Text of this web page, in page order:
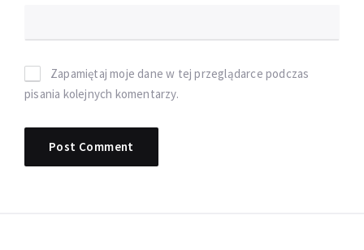
Zapamiętaj moje dane w tej przeglądarce podczas
pisania kolejnych komentarzy.